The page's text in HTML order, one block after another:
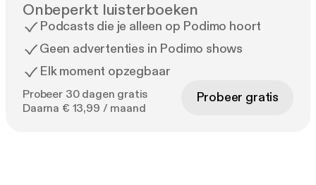
Onbeperkt luisterboeken
Podcasts die je alleen op Podimo hoort
Geen advertenties in Podimo shows
Elk moment opzegbaar
Probeer 30 dagen gratis
Daarna € 13,99 / maand
Probeer gratis